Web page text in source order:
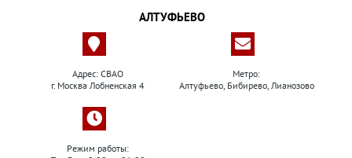
АЛТУФЬЕВО
Адрес: СВАО
г. Москва Лобненская 4
Метро:
Алтуфьево, Бибирево, Лианозово
Режим работы: